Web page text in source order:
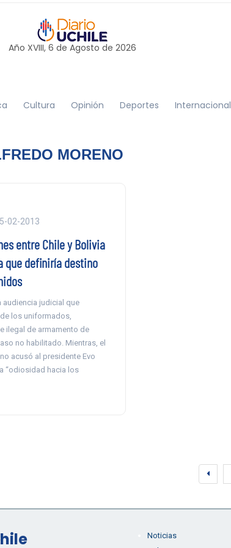
Año XVIII, 6 de Agosto de 2026
Cultura Opinión Deportes Internacional
MORENO
02-2013
entre Chile y Bolivia
que definiría destino
audiencia judicial que
los uniformados,
ilegal de armamento de
no habilitado. Mientras, el
acusó al presidente Evo
“odiosidad hacia los
Noticias